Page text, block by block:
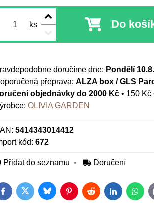
ks Do
doručíme dne: Pondělí
ALZA box / GLS
objednávky do 2000 Kč• 150 Kč
OLIVIA GARDEN
5414343014412
kód: 672
Přidat do seznamu Doručení
FacebookTwitterBlueskyPinterestRedditLinkedIn